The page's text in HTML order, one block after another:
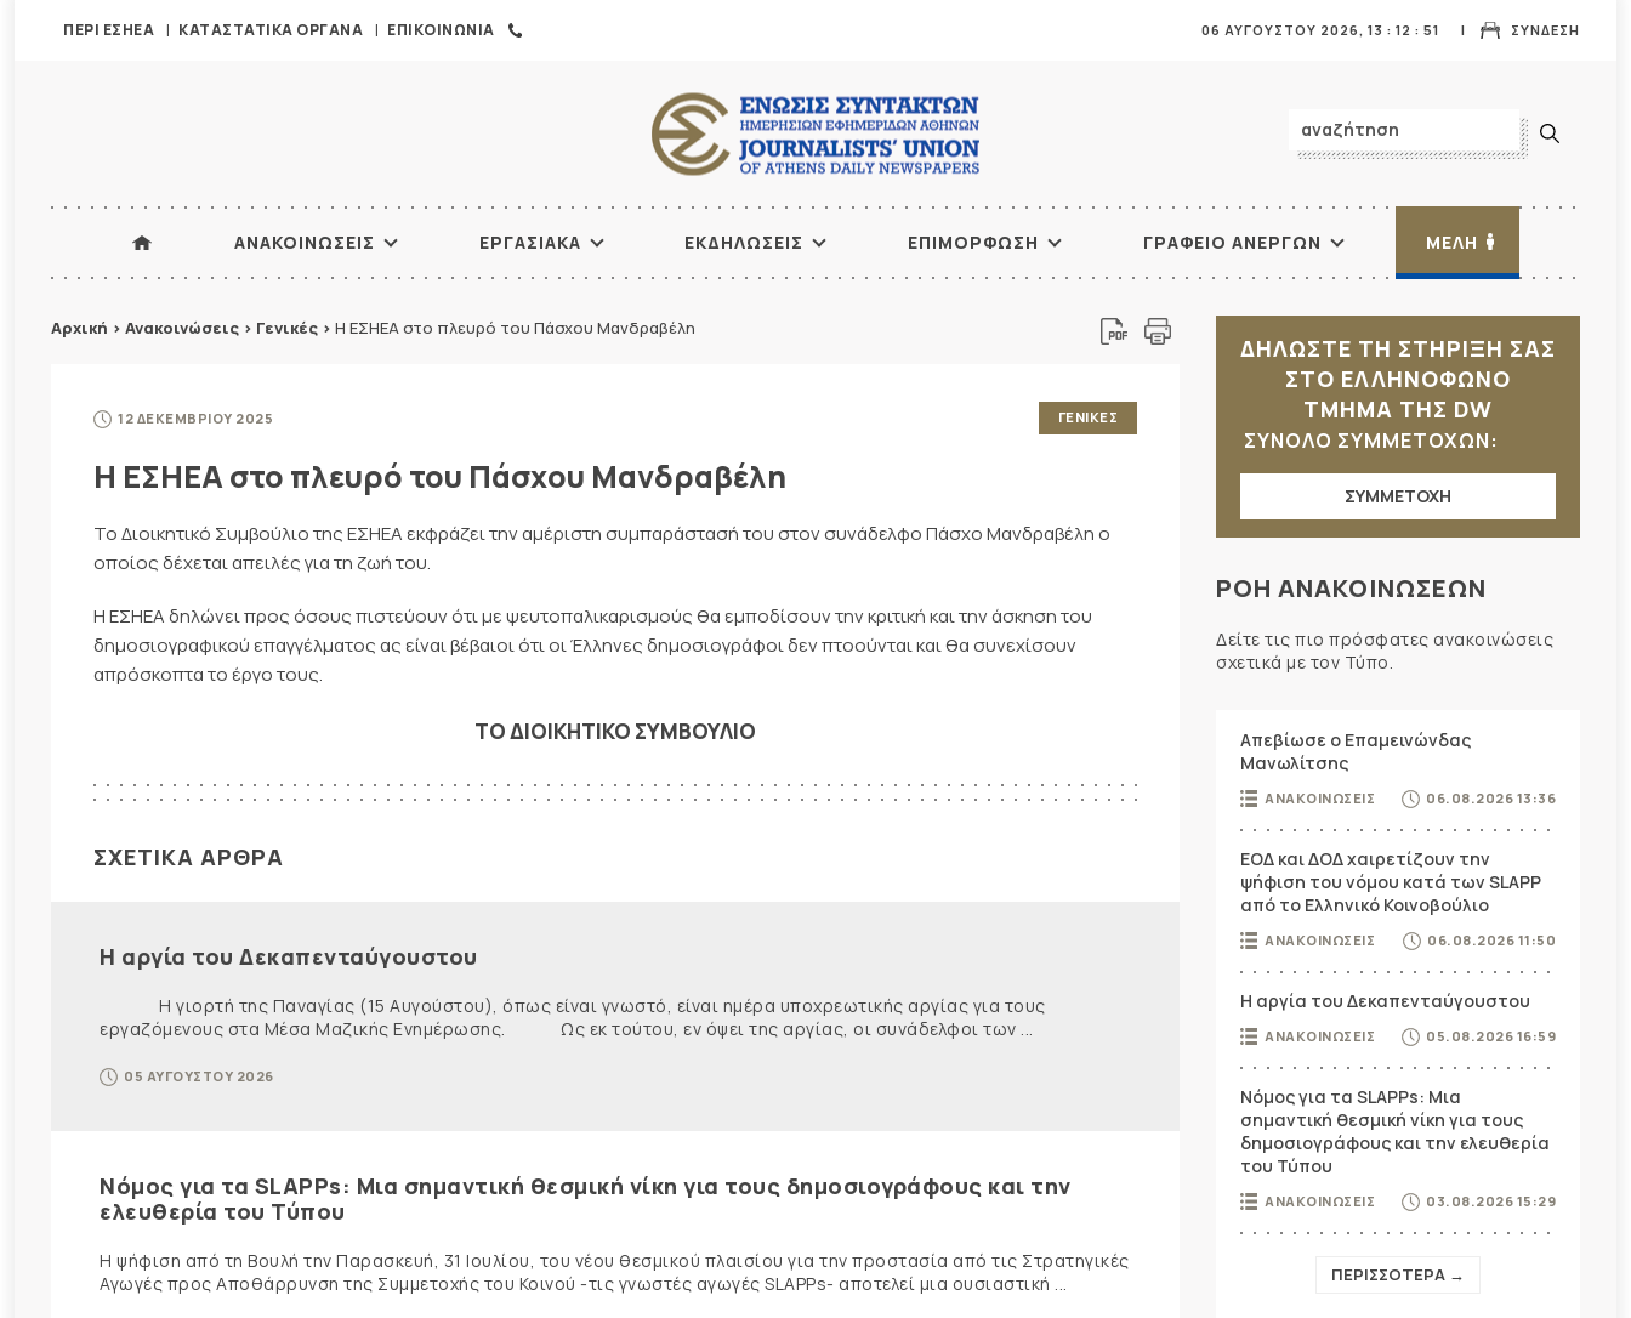
ΠΕΡΙ ΕΣΗΕΑ ΚΑΤΑΣΤΑΤΙΚΑ ΟΡΓΑΝΑ ΕΠΙΚΟΙΝΩΝΙΑ ΣΥΝΔΕΣΗ
06 ΑΥΓΟΥΣΤΟΥ 2026, 13 : 12 : 53
ΑΝΑΚΟΙΝΩΣΕΙΣ ΕΡΓΑΣΙΑΚΑ ΕΚΔΗΛΩΣΕΙΣ ΕΠΙΜΟΡΦΩΣΗ ΓΡΑΦΕΙΟ ΑΝΕΡΓΩΝ ΜΕΛΗ
Αρχική > Ανακοινώσεις > Γενικές > Η ΕΣΗΕΑ στο πλευρό του Πάσχου Μανδραβέλη
12 ΔΕΚΕΜΒΡΙΟΥ 2025 ΓΕΝΙΚΕΣ
Η ΕΣΗΕΑ στο πλευρό του Πάσχου Μανδραβέλη
Το Διοικητικό Συμβούλιο της ΕΣΗΕΑ εκφράζει την αμέριστη συμπαράστασή του στον συνάδελφο Πάσχο Μανδραβέλη ο
οποίος δέχεται απειλές για τη ζωή του.
Η ΕΣΗΕΑ δηλώνει προς όσους πιστεύουν ότι με ψευτοπαλικαρισμούς θα εμποδίσουν την κριτική και την άσκηση του
δημοσιογραφικού επαγγέλματος ας είναι βέβαιοι ότι οι Έλληνες δημοσιογράφοι δεν πτοούνται και θα συνεχίσουν
απρόσκοπτα το έργο τους.
ΤΟ ΔΙΟΙΚΗΤΙΚΟ ΣΥΜΒΟΥΛΙΟ
ΣΧΕΤΙΚΑ ΑΡΘΡΑ
Η αργία του Δεκαπενταύγουστου
Η γιορτή της Παναγίας (15 Αυγούστου), όπως είναι γνωστό, είναι ημέρα υποχρεωτικής αργίας για τους
εργαζόμενους στα Μέσα Μαζικής Ενημέρωσης. Ως εκ τούτου, εν όψει της αργίας, οι συνάδελφοι των ...
05 ΑΥΓΟΥΣΤΟΥ 2026
Νόμος για τα SLAPPs: Μια σημαντική θεσμική νίκη για τους δημοσιογράφους και την
ελευθερία του Τύπου
Η ψήφιση από τη Βουλή την Παρασκευή, 31 Ιουλίου, του νέου θεσμικού πλαισίου για την προστασία από τις Στρατηγικές
Αγωγές προς Αποθάρρυνση της Συμμετοχής του Κοινού -τις γνωστές αγωγές SLAPPs- αποτελεί μια ουσιαστική ...
ΔΗΛΩΣΤΕ ΤΗ ΣΤΗΡΙΞΗ ΣΑΣ
ΣΤΟ ΕΛΛΗΝΟΦΩΝΟ
ΤΜΗΜΑ ΤΗΣ DW
ΣΥΝΟΛΟ ΣΥΜΜΕΤΟΧΩΝ:
ΣΥΜΜΕΤΟΧΗ
ΡΟΗ ΑΝΑΚΟΙΝΩΣΕΩΝ
Δείτε τις πιο πρόσφατες ανακοινώσεις
σχετικά με τον Τύπο.
Απεβίωσε ο Επαμεινώνδας
Μανωλίτσης
ΑΝΑΚΟΙΝΩΣΕΙΣ 06.08.2026 13:36
ΕΟΔ και ΔΟΔ χαιρετίζουν την
ψήφιση του νόμου κατά των SLAPP
από το Ελληνικό Κοινοβούλιο
ΑΝΑΚΟΙΝΩΣΕΙΣ 06.08.2026 11:50
Η αργία του Δεκαπενταύγουστου
ΑΝΑΚΟΙΝΩΣΕΙΣ 05.08.2026 16:59
Νόμος για τα SLAPPs: Μια
σημαντική θεσμική νίκη για τους
δημοσιογράφους και την ελευθερία
του Τύπου
ΑΝΑΚΟΙΝΩΣΕΙΣ 03.08.2026 15:29
ΠΕΡΙΣΣΟΤΕΡΑ →